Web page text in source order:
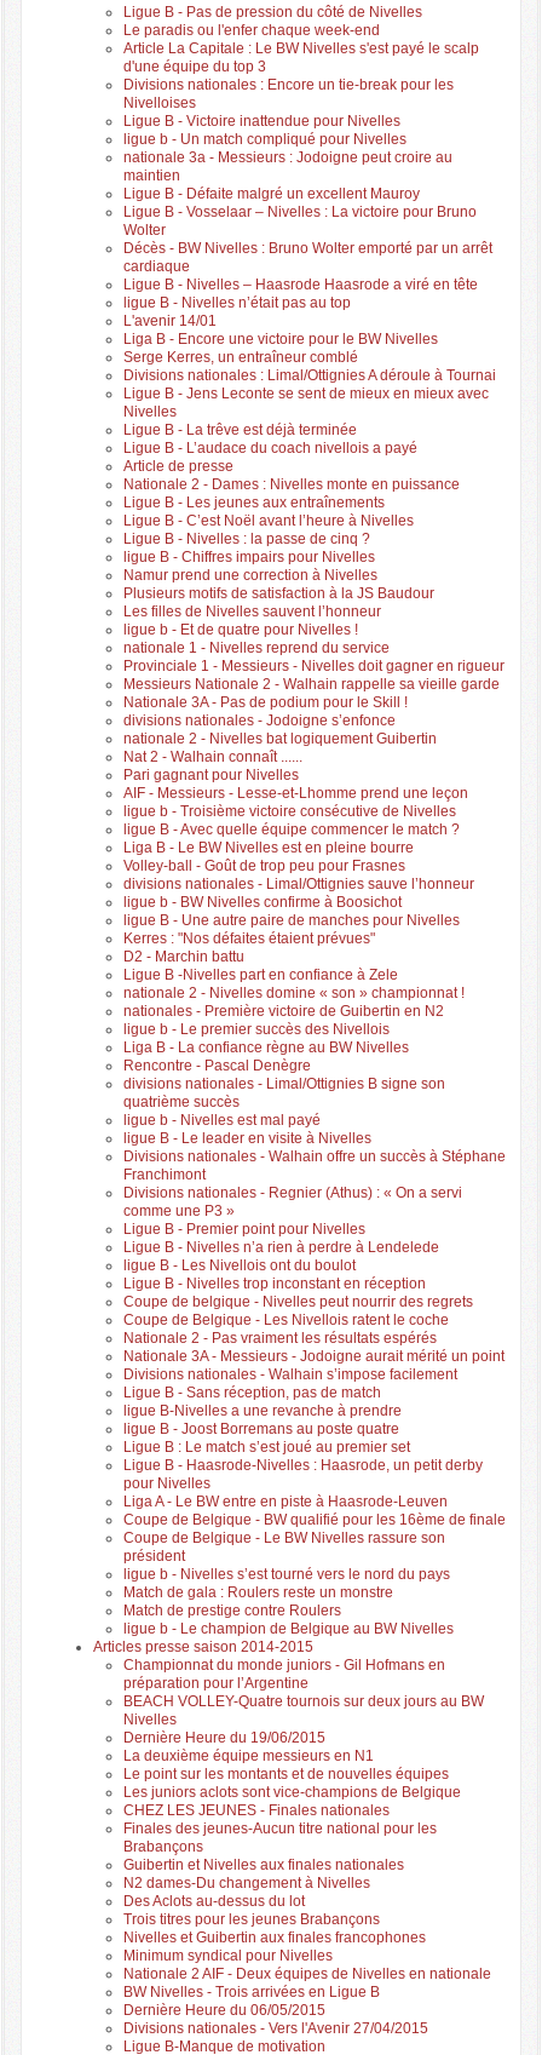
Ligue B - Pas de pression du côté de Nivelles
Le paradis ou l'enfer chaque week-end
Article La Capitale : Le BW Nivelles s'est payé le scalp
d'une équipe du top 3
Divisions nationales : Encore un tie-break pour les
Nivelloises
Ligue B - Victoire inattendue pour Nivelles
ligue b - Un match compliqué pour Nivelles
nationale 3a - Messieurs : Jodoigne peut croire au
maintien
Ligue B - Défaite malgré un excellent Mauroy
Ligue B - Vosselaar – Nivelles : La victoire pour Bruno
Wolter
Décès - BW Nivelles : Bruno Wolter emporté par un arrêt
cardiaque
Ligue B - Nivelles – Haasrode Haasrode a viré en tête
ligue B - Nivelles n’était pas au top
L'avenir 14/01
Liga B - Encore une victoire pour le BW Nivelles
Serge Kerres, un entraîneur comblé
Divisions nationales : Limal/Ottignies A déroule à Tournai
Ligue B - Jens Leconte se sent de mieux en mieux avec
Nivelles
Ligue B - La trêve est déjà terminée
Ligue B - L’audace du coach nivellois a payé
Article de presse
Nationale 2 - Dames : Nivelles monte en puissance
Ligue B - Les jeunes aux entraînements
Ligue B - C’est Noël avant l’heure à Nivelles
Ligue B - Nivelles : la passe de cinq ?
ligue B - Chiffres impairs pour Nivelles
Namur prend une correction à Nivelles
Plusieurs motifs de satisfaction à la JS Baudour
Les filles de Nivelles sauvent l’honneur
ligue b - Et de quatre pour Nivelles !
nationale 1 - Nivelles reprend du service
Provinciale 1 - Messieurs - Nivelles doit gagner en rigueur
Messieurs Nationale 2 - Walhain rappelle sa vieille garde
Nationale 3A - Pas de podium pour le Skill !
divisions nationales - Jodoigne s’enfonce
nationale 2 - Nivelles bat logiquement Guibertin
Nat 2 - Walhain connaît ......
Pari gagnant pour Nivelles
AIF - Messieurs - Lesse-et-Lhomme prend une leçon
ligue b - Troisième victoire consécutive de Nivelles
ligue B - Avec quelle équipe commencer le match ?
Liga B - Le BW Nivelles est en pleine bourre
Volley-ball - Goût de trop peu pour Frasnes
divisions nationales - Limal/Ottignies sauve l’honneur
ligue b - BW Nivelles confirme à Boosichot
ligue B - Une autre paire de manches pour Nivelles
Kerres : "Nos défaites étaient prévues"
D2 - Marchin battu
Ligue B -Nivelles part en confiance à Zele
nationale 2 - Nivelles domine « son » championnat !
nationales - Première victoire de Guibertin en N2
ligue b - Le premier succès des Nivellois
Liga B - La confiance règne au BW Nivelles
Rencontre - Pascal Denègre
divisions nationales - Limal/Ottignies B signe son
quatrième succès
ligue b - Nivelles est mal payé
ligue B - Le leader en visite à Nivelles
Divisions nationales - Walhain offre un succès à Stéphane
Franchimont
Divisions nationales - Regnier (Athus) : « On a servi
comme une P3 »
Ligue B - Premier point pour Nivelles
Ligue B - Nivelles n’a rien à perdre à Lendelede
ligue B - Les Nivellois ont du boulot
Ligue B - Nivelles trop inconstant en réception
Coupe de belgique - Nivelles peut nourrir des regrets
Coupe de Belgique - Les Nivellois ratent le coche
Nationale 2 - Pas vraiment les résultats espérés
Nationale 3A - Messieurs - Jodoigne aurait mérité un point
Divisions nationales - Walhain s’impose facilement
Ligue B - Sans réception, pas de match
ligue B-Nivelles a une revanche à prendre
ligue B - Joost Borremans au poste quatre
Ligue B : Le match s’est joué au premier set
Ligue B - Haasrode-Nivelles : Haasrode, un petit derby
pour Nivelles
Liga A - Le BW entre en piste à Haasrode-Leuven
Coupe de Belgique - BW qualifié pour les 16ème de finale
Coupe de Belgique - Le BW Nivelles rassure son
président
ligue b - Nivelles s’est tourné vers le nord du pays
Match de gala : Roulers reste un monstre
Match de prestige contre Roulers
ligue b - Le champion de Belgique au BW Nivelles
Articles presse saison 2014-2015
Championnat du monde juniors - Gil Hofmans en
préparation pour l’Argentine
BEACH VOLLEY-Quatre tournois sur deux jours au BW
Nivelles
Dernière Heure du 19/06/2015
La deuxième équipe messieurs en N1
Le point sur les montants et de nouvelles équipes
Les juniors aclots sont vice-champions de Belgique
CHEZ LES JEUNES - Finales nationales
Finales des jeunes-Aucun titre national pour les
Brabançons
Guibertin et Nivelles aux finales nationales
N2 dames-Du changement à Nivelles
Des Aclots au-dessus du lot
Trois titres pour les jeunes Brabançons
Nivelles et Guibertin aux finales francophones
Minimum syndical pour Nivelles
Nationale 2 AIF - Deux équipes de Nivelles en nationale
BW Nivelles - Trois arrivées en Ligue B
Dernière Heure du 06/05/2015
Divisions nationales - Vers l'Avenir 27/04/2015
Ligue B-Manque de motivation